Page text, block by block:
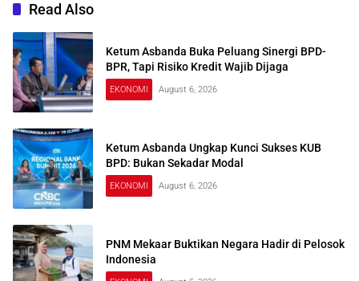
Read Also
Ketum Asbanda Buka Peluang Sinergi BPD-
BPR, Tapi Risiko Kredit Wajib Dijaga
EKONOMI August 6, 2026
Ketum Asbanda Ungkap Kunci Sukses KUB
BPD: Bukan Sekadar Modal
EKONOMI August 6, 2026
PNM Mekaar Buktikan Negara Hadir di Pelosok
Indonesia